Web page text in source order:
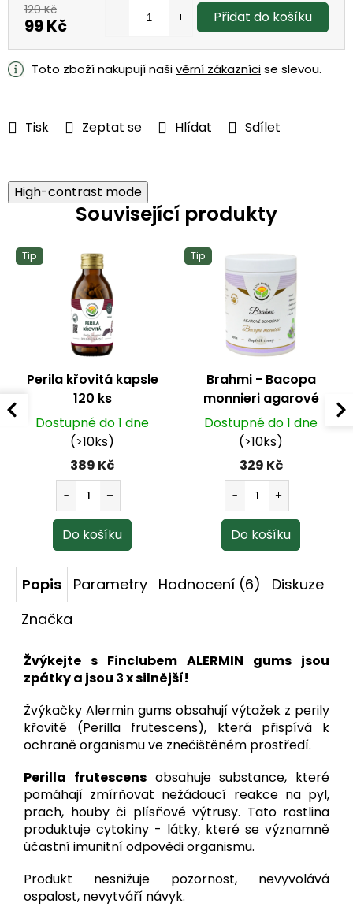
Tisk Zeptat se Hlídat Sdílet
120 Kč
99 Kč Přidat do košíku
Toto zboží nakupují našivěrní zákaznícise slevou.
High-contrast mode
Související produkty
Tip
Perila křovitá kapsle
120 ks
Dostupné do 1 dne
(>10ks)
389 Kč
Tip
Brahmi - Bacopa
monnieri agarové
bonbony 60 ks
Dostupné do 1 dne
(>10ks)
329 Kč
Popis Parametry Hodnocení (6)
Diskuze
Značka
Žvýkejte s Finclubem ALERMIN gums jsou
zpátky a jsou 3 x silnější!
Žvýkačky Alermin gums obsahují výtažek z perily
křovité (Perilla frutescens), která přispívá k
ochraně organismu ve znečištěném prostředí.
Perilla frutescensobsahuje substance, které
pomáhají zmírňovat nežádoucí reakce na pyl,
prach, houby či plísňové výtrusy. Tato rostlina
produktuje cytokiny - látky, které se významně
účastní imunitní odpovědi organismu.
Produkt nesnižuje pozornost, nevyvolává
ospalost, nevytváří návyk.